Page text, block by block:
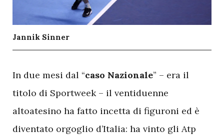
Jannik Sinner
In due mesi dal “caso Nazionale” – era il
titolo di Sportweek – il ventiduenne
altoatesino ha fatto incetta di figuroni ed è
diventato orgoglio d’Italia: ha vinto gli Atp